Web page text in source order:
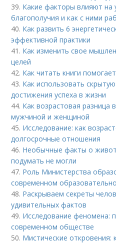
39. Какие факторы влияют на
благополучия и как с ними
40. Как развить 6
эффективной практики
41. Как изменить свое
целей
42. Как читать книги
43. Как использовать
достижения успеха в жизни
44. Как возрастовая
мужчиной и женщиной
45. Исследование: как
долгосрочные отношения
46. Необычные факты о
подумать не могли
47. Роль Министерства
современном
48. Раскрываем секреты
удивительных фактов
49. Исследование феномена:
современном обществе
50. Мистические откровения: